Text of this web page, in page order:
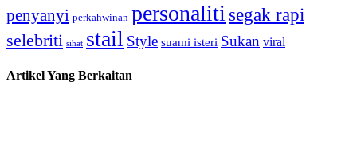
penyanyi perkahwinan personaliti segak rapi
selebriti sihat stail Style suami isteri Sukan viral
Artikel Yang Berkaitan